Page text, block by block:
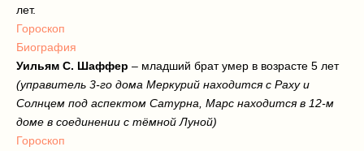
лет.
Гороскоп
Биография
Уильям С. Шаффер – младший брат умер в возрасте 5 лет
(управитель 3-го дома Меркурий находится с Раху и
Солнцем под аспектом Сатурна, Марс находится в 12-м
доме в соединении с тёмной Луной)
Гороскоп